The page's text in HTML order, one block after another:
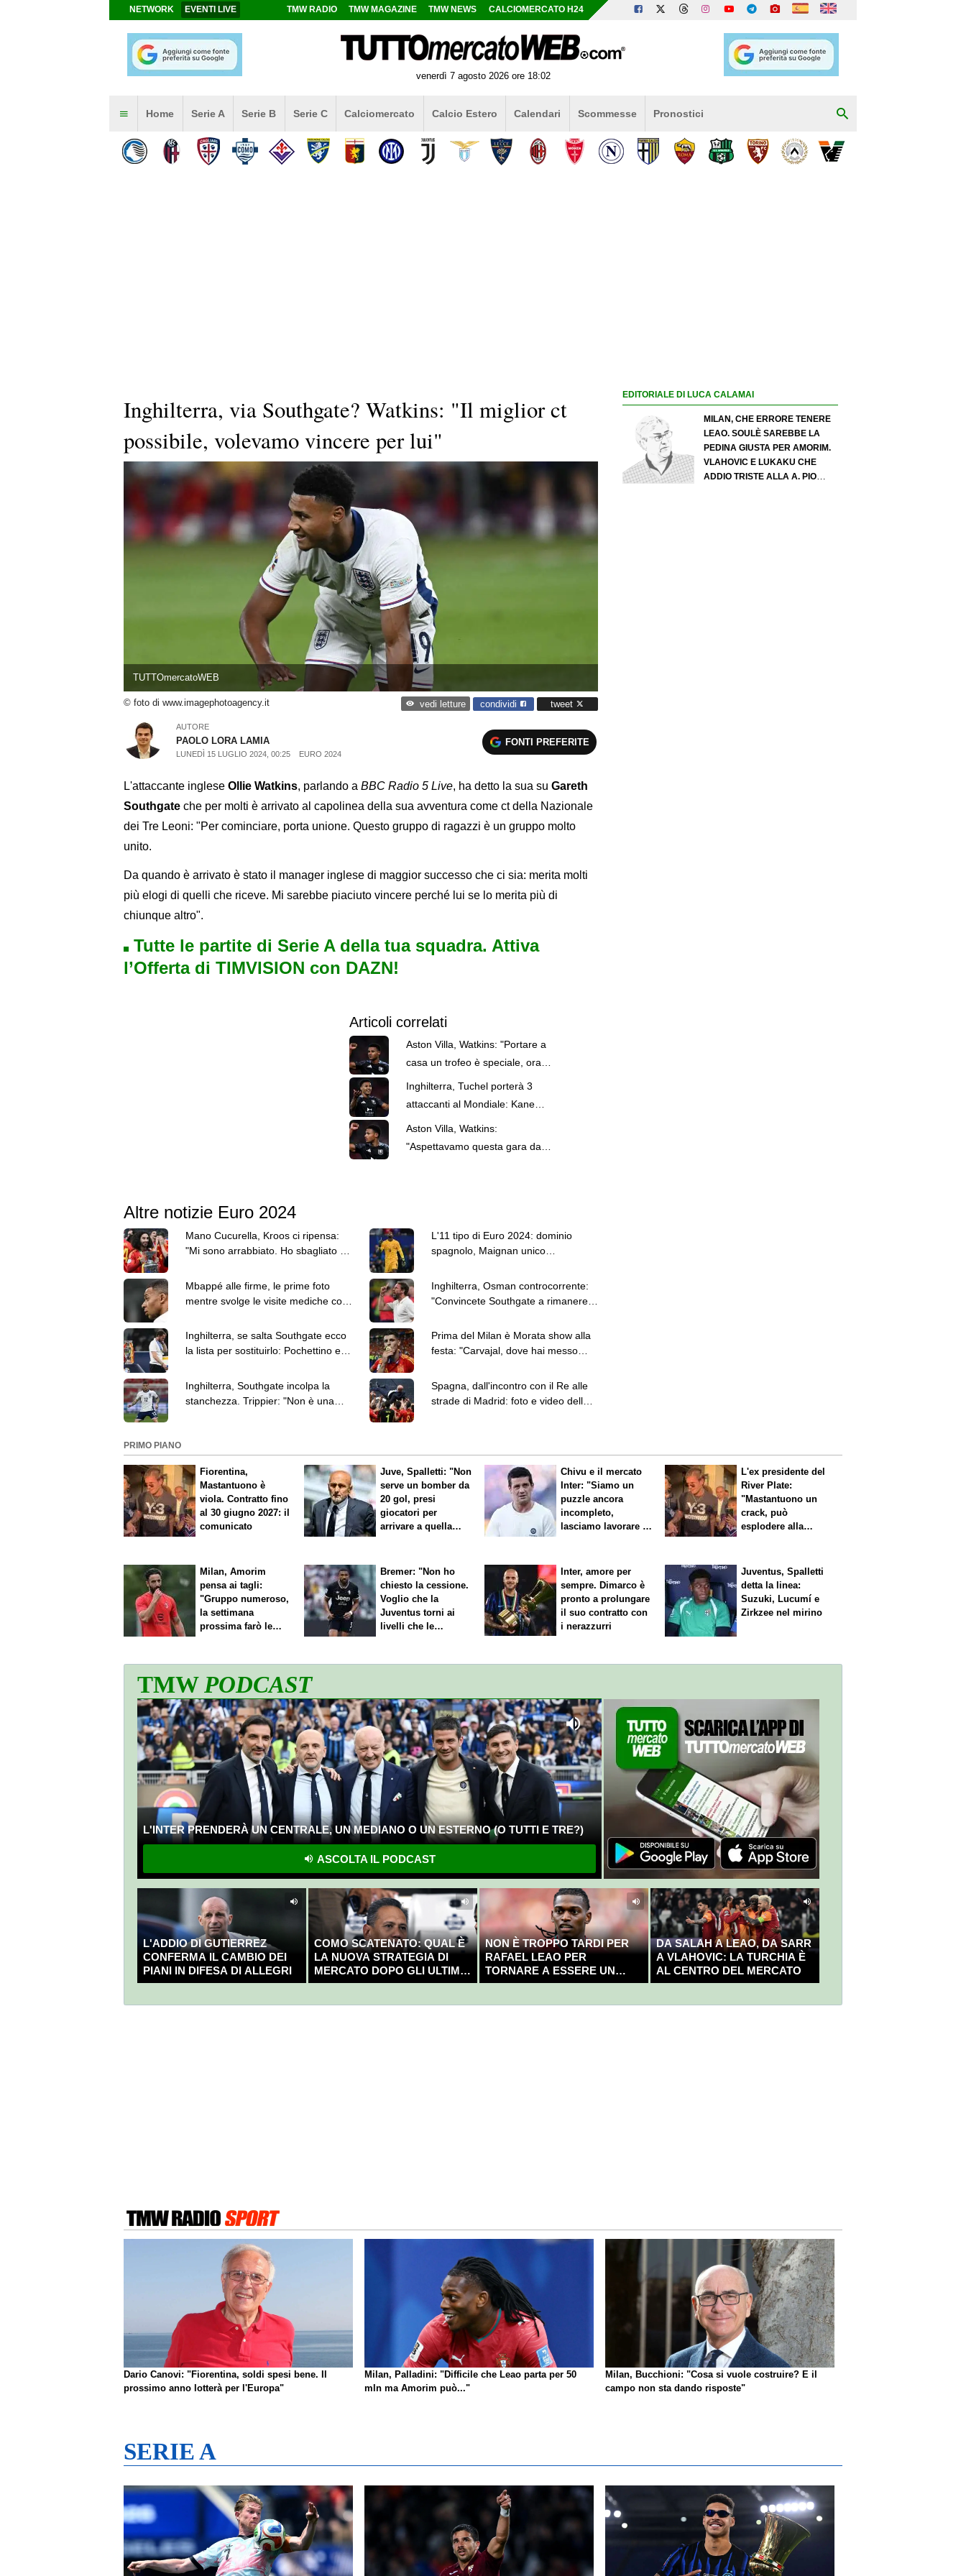
NETWORK EVENTI LIVE TMW RADIO TMW MAGAZINE TMW NEWS CALCIOMERCATO H24
venerdì 7 agosto 2026 ore 18:02
Home Serie A Serie B Serie C Calciomercato Calcio Estero Calendari Scommesse Pronostici
Inghilterra, via Southgate? Watkins: "Il miglior ct
possibile, volevamo vincere per lui"
TUTTOmercatoWEB
© foto di www.imagephotoagency.it vedi letture condividi tweet
AUTORE
PAOLO LORA LAMIA
LUNEDÌ 15 LUGLIO 2024, 00:25 EURO 2024
FONTI PREFERITE
L'attaccante inglese Ollie Watkins, parlando a BBC Radio 5 Live, ha detto la sua su Gareth
Southgate che per molti è arrivato al capolinea della sua avventura come ct della Nazionale
dei Tre Leoni: "Per cominciare, porta unione. Questo gruppo di ragazzi è un gruppo molto
unito.
Da quando è arrivato è stato il manager inglese di maggior successo che ci sia: merita molti
più elogi di quelli che riceve. Mi sarebbe piaciuto vincere perché lui se lo merita più di
chiunque altro".
Tutte le partite di Serie A della tua squadra. Attiva
l’Offerta di TIMVISION con DAZN!
Articoli correlati
Aston Villa, Watkins: "Portare a
casa un trofeo è speciale, ora
possiamo solo salire"
Inghilterra, Tuchel porterà 3
attaccanti al Mondiale: Kane
certo, salgono Watkins e Toney
Aston Villa, Watkins:
"Aspettavamo questa gara da
Altre notizie Euro 2024
Mano Cucurella, Kroos ci ripensa:
"Mi sono arrabbiato. Ho sbagliato a
L'11 tipo di Euro 2024: dominio
spagnolo, Maignan unico
Mbappé alle firme, le prime foto
mentre svolge le visite mediche con
Inghilterra, Osman controcorrente:
"Convincete Southgate a rimanere:
Inghilterra, se salta Southgate ecco
la lista per sostituirlo: Pochettino ed
Prima del Milan è Morata show alla
festa: "Carvajal, dove hai messo
Inghilterra, Southgate incolpa la
stanchezza. Trippier: "Non è una
Spagna, dall'incontro con il Re alle
strade di Madrid: foto e video della
EDITORIALE DI LUCA CALAMAI
MILAN, CHE ERRORE TENERE
LEAO. SOULÈ SAREBBE LA
PEDINA GIUSTA PER AMORIM.
VLAHOVIC E LUKAKU CHE
ADDIO TRISTE ALLA A. PIO
PRIMO PIANO
Fiorentina,
Mastantuono è
viola. Contratto fino
al 30 giugno 2027: il
comunicato
Juve, Spalletti: "Non
serve un bomber da
20 gol, presi
giocatori per
arrivare a quella
Chivu e il mercato
Inter: "Siamo un
puzzle ancora
incompleto,
lasciamo lavorare i
L'ex presidente del
River Plate:
"Mastantuono un
crack, può
esplodere alla
Milan, Amorim
pensa ai tagli:
"Gruppo numeroso,
la settimana
prossima farò le
Bremer: "Non ho
chiesto la cessione.
Voglio che la
Juventus torni ai
livelli che le
Inter, amore per
sempre. Dimarco è
pronto a prolungare
il suo contratto con
i nerazzurri
Juventus, Spalletti
detta la linea:
Suzuki, Lucumí e
Zirkzee nel mirino
TMWPODCAST
L'INTER PRENDERÀ UN CENTRALE, UN MEDIANO O UN ESTERNO (O TUTTI E TRE?)
ASCOLTA IL PODCAST
L'ADDIO DI GUTIERREZ
CONFERMA IL CAMBIO DEI
PIANI IN DIFESA DI ALLEGRI
COMO SCATENATO: QUAL È
LA NUOVA STRATEGIA DI
MERCATO DOPO GLI ULTIMI
COLPI?
NON È TROPPO TARDI PER
RAFAEL LEAO PER
TORNARE A ESSERE UN
CAMPIONE
DA SALAH A LEAO, DA SARR
A VLAHOVIC: LA TURCHIA È
AL CENTRO DEL MERCATO
Dario Canovi: "Fiorentina, soldi spesi bene. Il
prossimo anno lotterà per l'Europa"
Milan, Palladini: "Difficile che Leao parta per 50
mln ma Amorim può..."
Milan, Bucchioni: "Cosa si vuole costruire? E il
campo non sta dando risposte"
SERIE A